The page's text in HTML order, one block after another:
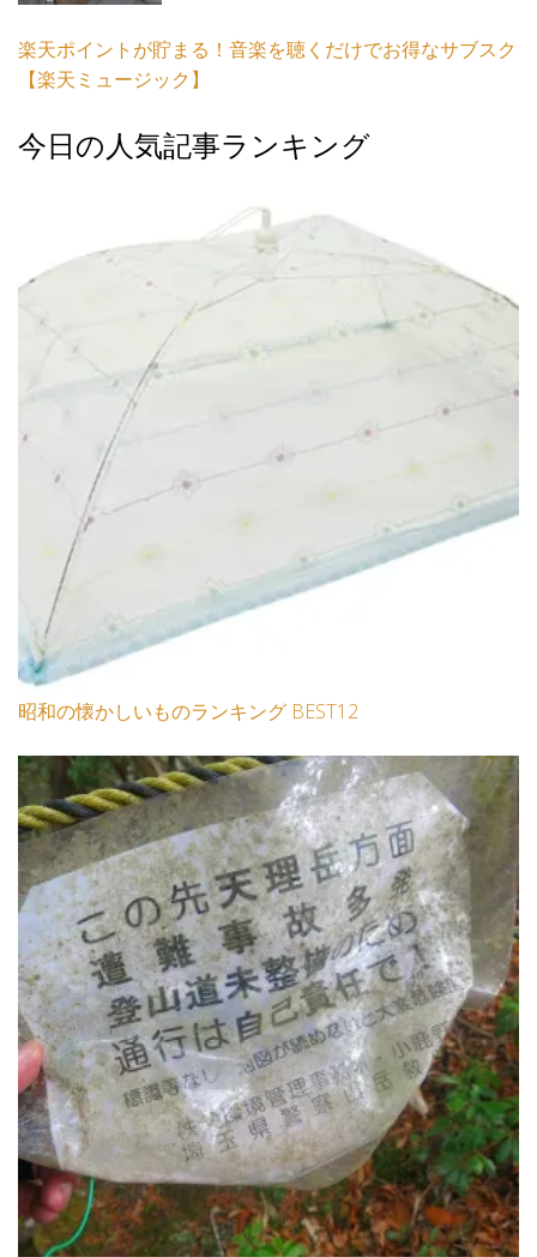
楽天ポイントが貯まる！音楽を聴くだけでお得なサブスク
【楽天ミュージック】
今日の人気記事ランキング
昭和の懐かしいものランキング BEST12